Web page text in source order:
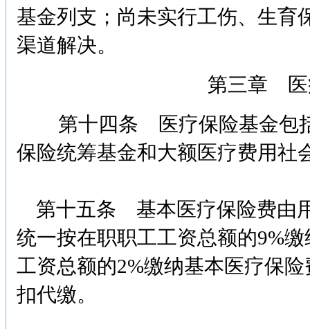
基金列支；尚未实行工伤、生育
渠道解决。
第三章 医
第十四条 医疗保险基金包
保险统筹基金和大额医疗费用社
第十五条 基本医疗保险费由
统一按在职职工工资总额的9%
工资总额的2%缴纳基本医疗保
扣代缴。